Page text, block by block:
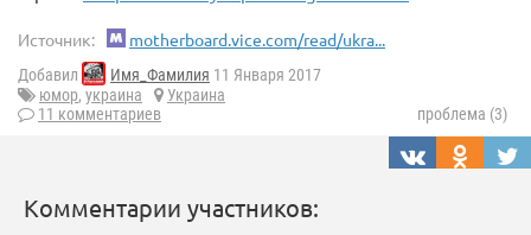
Источник: motherboard.vice.com/read/ukra...
Добавил Имя_Фамилия 11 Января 2017
юмор, украина
Украина
11 комментариев
проблема (3)
Комментарии участников: